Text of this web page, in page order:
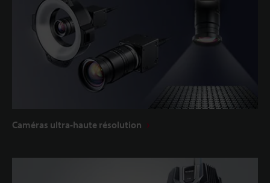
Caméras ultra-haute résolution